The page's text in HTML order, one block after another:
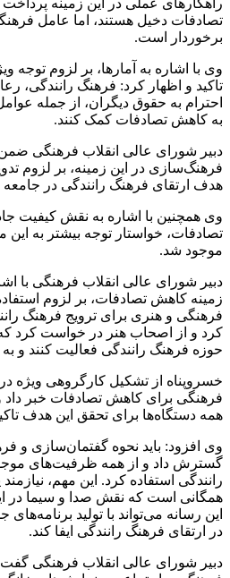
تصادفات دخیل هستند، اما عامل
برخوردار است.
وی با اشاره به آمارها، بر لزوم توجه
تاکید و اظهار کرد: فرهنگ رانندگی،
احترام به حقوق دیگران، از جمله
به کاهش تصادفات کمک کنند.
دبیر شورای عالی انقلاب فرهنگی
فرهنگ‌سازی در این زمینه، بر لزوم
هدف ارتقای فرهنگ رانندگی در جامعه
وی همچنین با اشاره به نقش کیفیت
تصادفات، خواستار توجه بیشتر به
موجود شد.
دبیر شورای عالی انقلاب فرهنگی با
زمینه کاهش تصادفات، بر لزوم
فرهنگی و هنری برای ترویج فرهنگ
کرد و از اصحاب هنر در خواست کرد که
حوزه فرهنگ رانندگی فعالیت کنند و به
خسروپناه از تشکیل کارگروهی ویژه
فرهنگی برای کاهش تصادفات خبر داد
همه دستگاه‌ها برای تحقق این هدف
وی افزود: باید نحوه گفتمان‌سازی و
گسترش داد و از همه ظرفیت‌های
رانندگی استفاده کرد. این مهم،
همگانی است که نقش صدا و سیما در
این رسانه می‌تواند با تولید
در ارتقای فرهنگ رانندگی ایفا کند.
دبیر شورای عالی انقلاب فرهنگی